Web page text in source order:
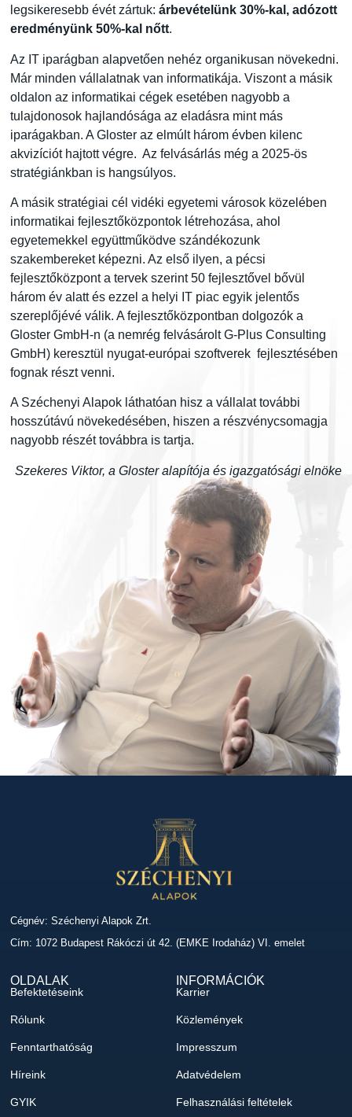
legsikeresebb évét zártuk:árbevételünk 30%-kal, adózott
eredményünk 50%-kal nőtt.
Az IT iparágban alapvetően nehéz organikusan növekedni.
Már minden vállalatnak van informatikája. Viszont a másik
oldalon az informatikai cégek esetében nagyobb a
tulajdonosok hajlandósága az eladásra mint más
iparágakban. A Gloster az elmúlt három évben kilenc
akvizíciót hajtott végre. Az felvásárlás még a 2025-ös
stratégiánkban is hangsúlyos.
A másik stratégiai cél vidéki egyetemi városok közelében
informatikai fejlesztőközpontok létrehozása, ahol
egyetemekkel együttműködve szándékozunk
szakembereket képezni. Az első ilyen, a pécsi
fejlesztőközpont a tervek szerint 50 fejlesztővel bővül
három év alatt és ezzel a helyi IT piac egyik jelentős
szereplőjévé válik. A fejlesztőközpontban dolgozók a
Gloster GmbH-n (a nemrég felvásárolt G-Plus Consulting
GmbH) keresztül nyugat-európai szoftverek fejlesztésében
fognak részt venni.
A Széchenyi Alapok láthatóan hisz a vállalat további
hosszútávú növekedésében, hiszen a részvénycsomagja
nagyobb részét továbbra is tartja.
Szekeres Viktor, a Gloster alapítója és igazgatósági elnöke
Cégnév: Széchenyi Alapok Zrt.
Cím: 1072 Budapest Rákóczi út 42. (EMKE Irodaház) VI. emelet
OLDALAK
Befektetéseink
Rólunk
Fenntarthatóság
Híreink
GYIK
INFORMÁCIÓK
Karrier
Közlemények
Impresszum
Adatvédelem
Felhasználási feltételek